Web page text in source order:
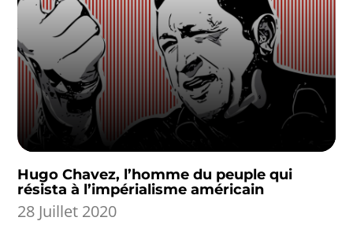
Hugo Chavez, l’homme du peuple qui
résista à l’impérialisme américain
28 Juillet 2020